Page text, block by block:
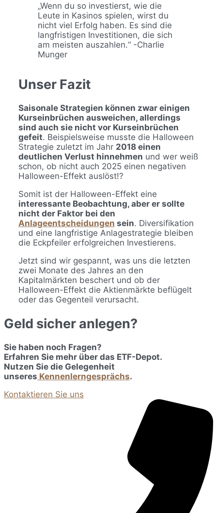
„Wenn du so investierst, wie die
Leute in Kasinos spielen, wirst du
nicht viel Erfolg haben. Es sind die
langfristigen Investitionen, die sich
am meisten auszahlen.“ -Charlie
Munger
Unser Fazit
Saisonale Strategien können zwar einigen
Kurseinbrüchen ausweichen, allerdings
sind auch sie nicht vor Kurseinbrüchen
gefeit. Beispielsweise musste die Halloween
Strategie zuletzt im Jahr 2018 einen
deutlichen Verlust hinnehmen und wer weiß
schon, ob nicht auch 2025 einen negativen
Halloween-Effekt auslöst!?
Somit ist der Halloween-Effekt eine
interessante Beobachtung, aber er sollte
nicht der Faktor bei den
Anlageentscheidungen sein. Diversifikation
und eine langfristige Anlagestrategie bleiben
die Eckpfeiler erfolgreichen Investierens.
Jetzt sind wir gespannt, was uns die letzten
zwei Monate des Jahres an den
Kapitalmärkten beschert und ob der
Halloween-Effekt die Aktienmärkte beflügelt
oder das Gegenteil verursacht.
Geld sicher anlegen?
Sie haben noch Fragen?
Erfahren Sie mehr über das ETF-Depot.
Nutzen Sie die Gelegenheit
unseres Kennenlerngesprächs.
Kontaktieren Sie uns